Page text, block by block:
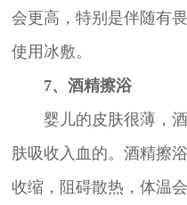
会更高，特别是伴随有
使用冰敷。
7、酒精擦浴
婴儿的皮肤很薄，酒
肤吸收入血的。酒精擦
收缩，阻碍散热，体温